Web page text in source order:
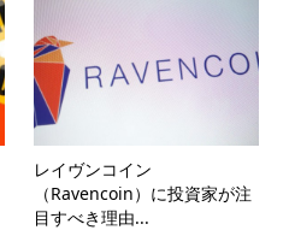
レイヴンコイン
（Ravencoin）に投資家が注
目すべき理由...